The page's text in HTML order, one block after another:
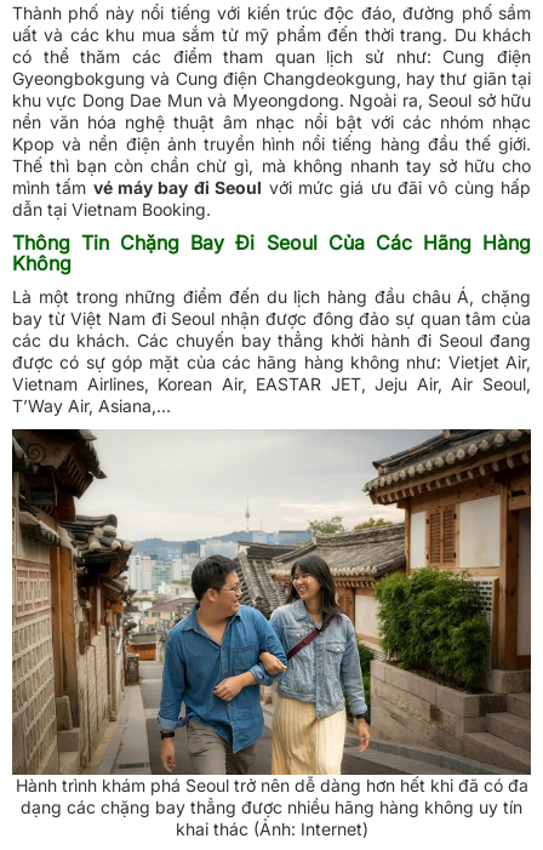
Thành phố này nổi tiếng với kiến trúc độc đáo, đường phố sầm
uất và các khu mua sắm từ mỹ phẩm đến thời trang. Du khách
có thể thăm các điểm tham quan lịch sử như: Cung điện
Gyeongbokgung và Cung điện Changdeokgung, hay thư giãn tại
khu vực Dong Dae Mun và Myeongdong. Ngoài ra, Seoul sở hữu
nền văn hóa nghệ thuật âm nhạc nổi bật với các nhóm nhạc
Kpop và nền điện ảnh truyền hình nổi tiếng hàng đầu thế giới.
Thế thì bạn còn chần chừ gì, mà không nhanh tay sở hữu cho
mình tấm vé máy bay đi Seoul với mức giá ưu đãi vô cùng hấp
dẫn tại Vietnam Booking.
Thông Tin Chặng Bay Đi Seoul Của Các Hãng Hàng
Không
Là một trong những điểm đến du lịch hàng đầu châu Á, chặng
bay từ Việt Nam đi Seoul nhận được đông đảo sự quan tâm của
các du khách. Các chuyến bay thẳng khởi hành đi Seoul đang
được có sự góp mặt của các hãng hàng không như: Vietjet Air,
Vietnam Airlines, Korean Air, EASTAR JET, Jeju Air, Air Seoul,
T’Way Air, Asiana,...
Hành trình khám phá Seoul trở nên dễ dàng hơn hết khi đã có đa
dạng các chặng bay thẳng được nhiều hãng hàng không uy tín
khai thác (Ảnh: Internet)